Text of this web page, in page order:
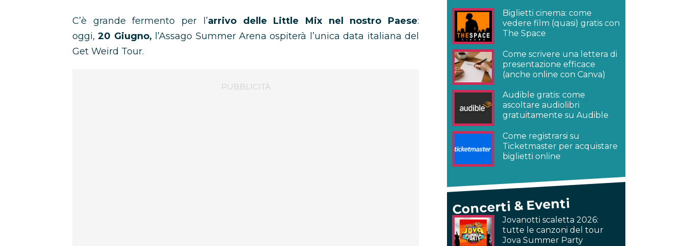
C’è grande fermento per l’arrivo delle Little Mix nel nostro Paese:
oggi, 20 Giugno, l’Assago Summer Arena ospiterà l’unica data italiana del
Get Weird Tour.
Biglietti cinema: come
vedere film (quasi) gratis con
The Space
Come scrivere una lettera di
presentazione efficace
(anche online con Canva)
Audible gratis: come
ascoltare audiolibri
gratuitamente su Audible
Come registrarsi su
Ticketmaster per acquistare
biglietti online
Concerti & Eventi
Jovanotti scaletta 2026:
tutte le canzoni del tour
Jova Summer Party